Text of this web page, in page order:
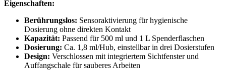
Eigenschaften:
Berührungslos: Sensoraktivierung für hygienische
Dosierung ohne direkten Kontakt
Kapazität: Passend für 500 ml und 1 L Spenderflaschen
Dosierung: Ca. 1,8 ml/Hub, einstellbar in drei Dosierstufen
Design: Verschlossen mit integriertem Sichtfenster und
Auffangschale für sauberes Arbeiten